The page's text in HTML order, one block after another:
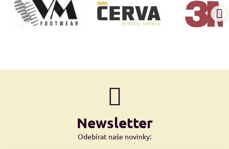
Newsletter
Odebírat naše novinky: